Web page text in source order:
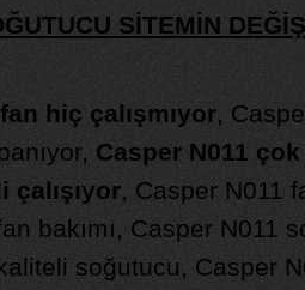
SİTEMİN
hiç çalışmıyor,
Casper N011 çok
çalışıyor, Casper N011
bakımı, Casper N011
soğutucu, Casper